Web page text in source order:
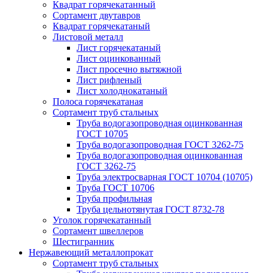
Квадрат горячекатанный
Сортамент двутавров
Квадрат горячекатаный
Листовой металл
Лист горячекатаный
Лист оцинкованный
Лист просечно вытяжной
Лист рифленый
Лист холоднокатаный
Полоса горячекатаная
Сортамент труб стальных
Труба водогазопроводная оцинкованная
ГОСТ 10705
Труба водогазопроводная ГОСТ 3262-75
Труба водогазопроводная оцинкованная
ГОСТ 3262-75
Труба электросварная ГОСТ 10704 (10705)
Труба ГОСТ 10706
Труба профильная
Труба цельнотянутая ГОСТ 8732-78
Уголок горячекатанный
Сортамент швеллеров
Шестигранник
Нержавеющий металлопрокат
Сортамент труб стальных